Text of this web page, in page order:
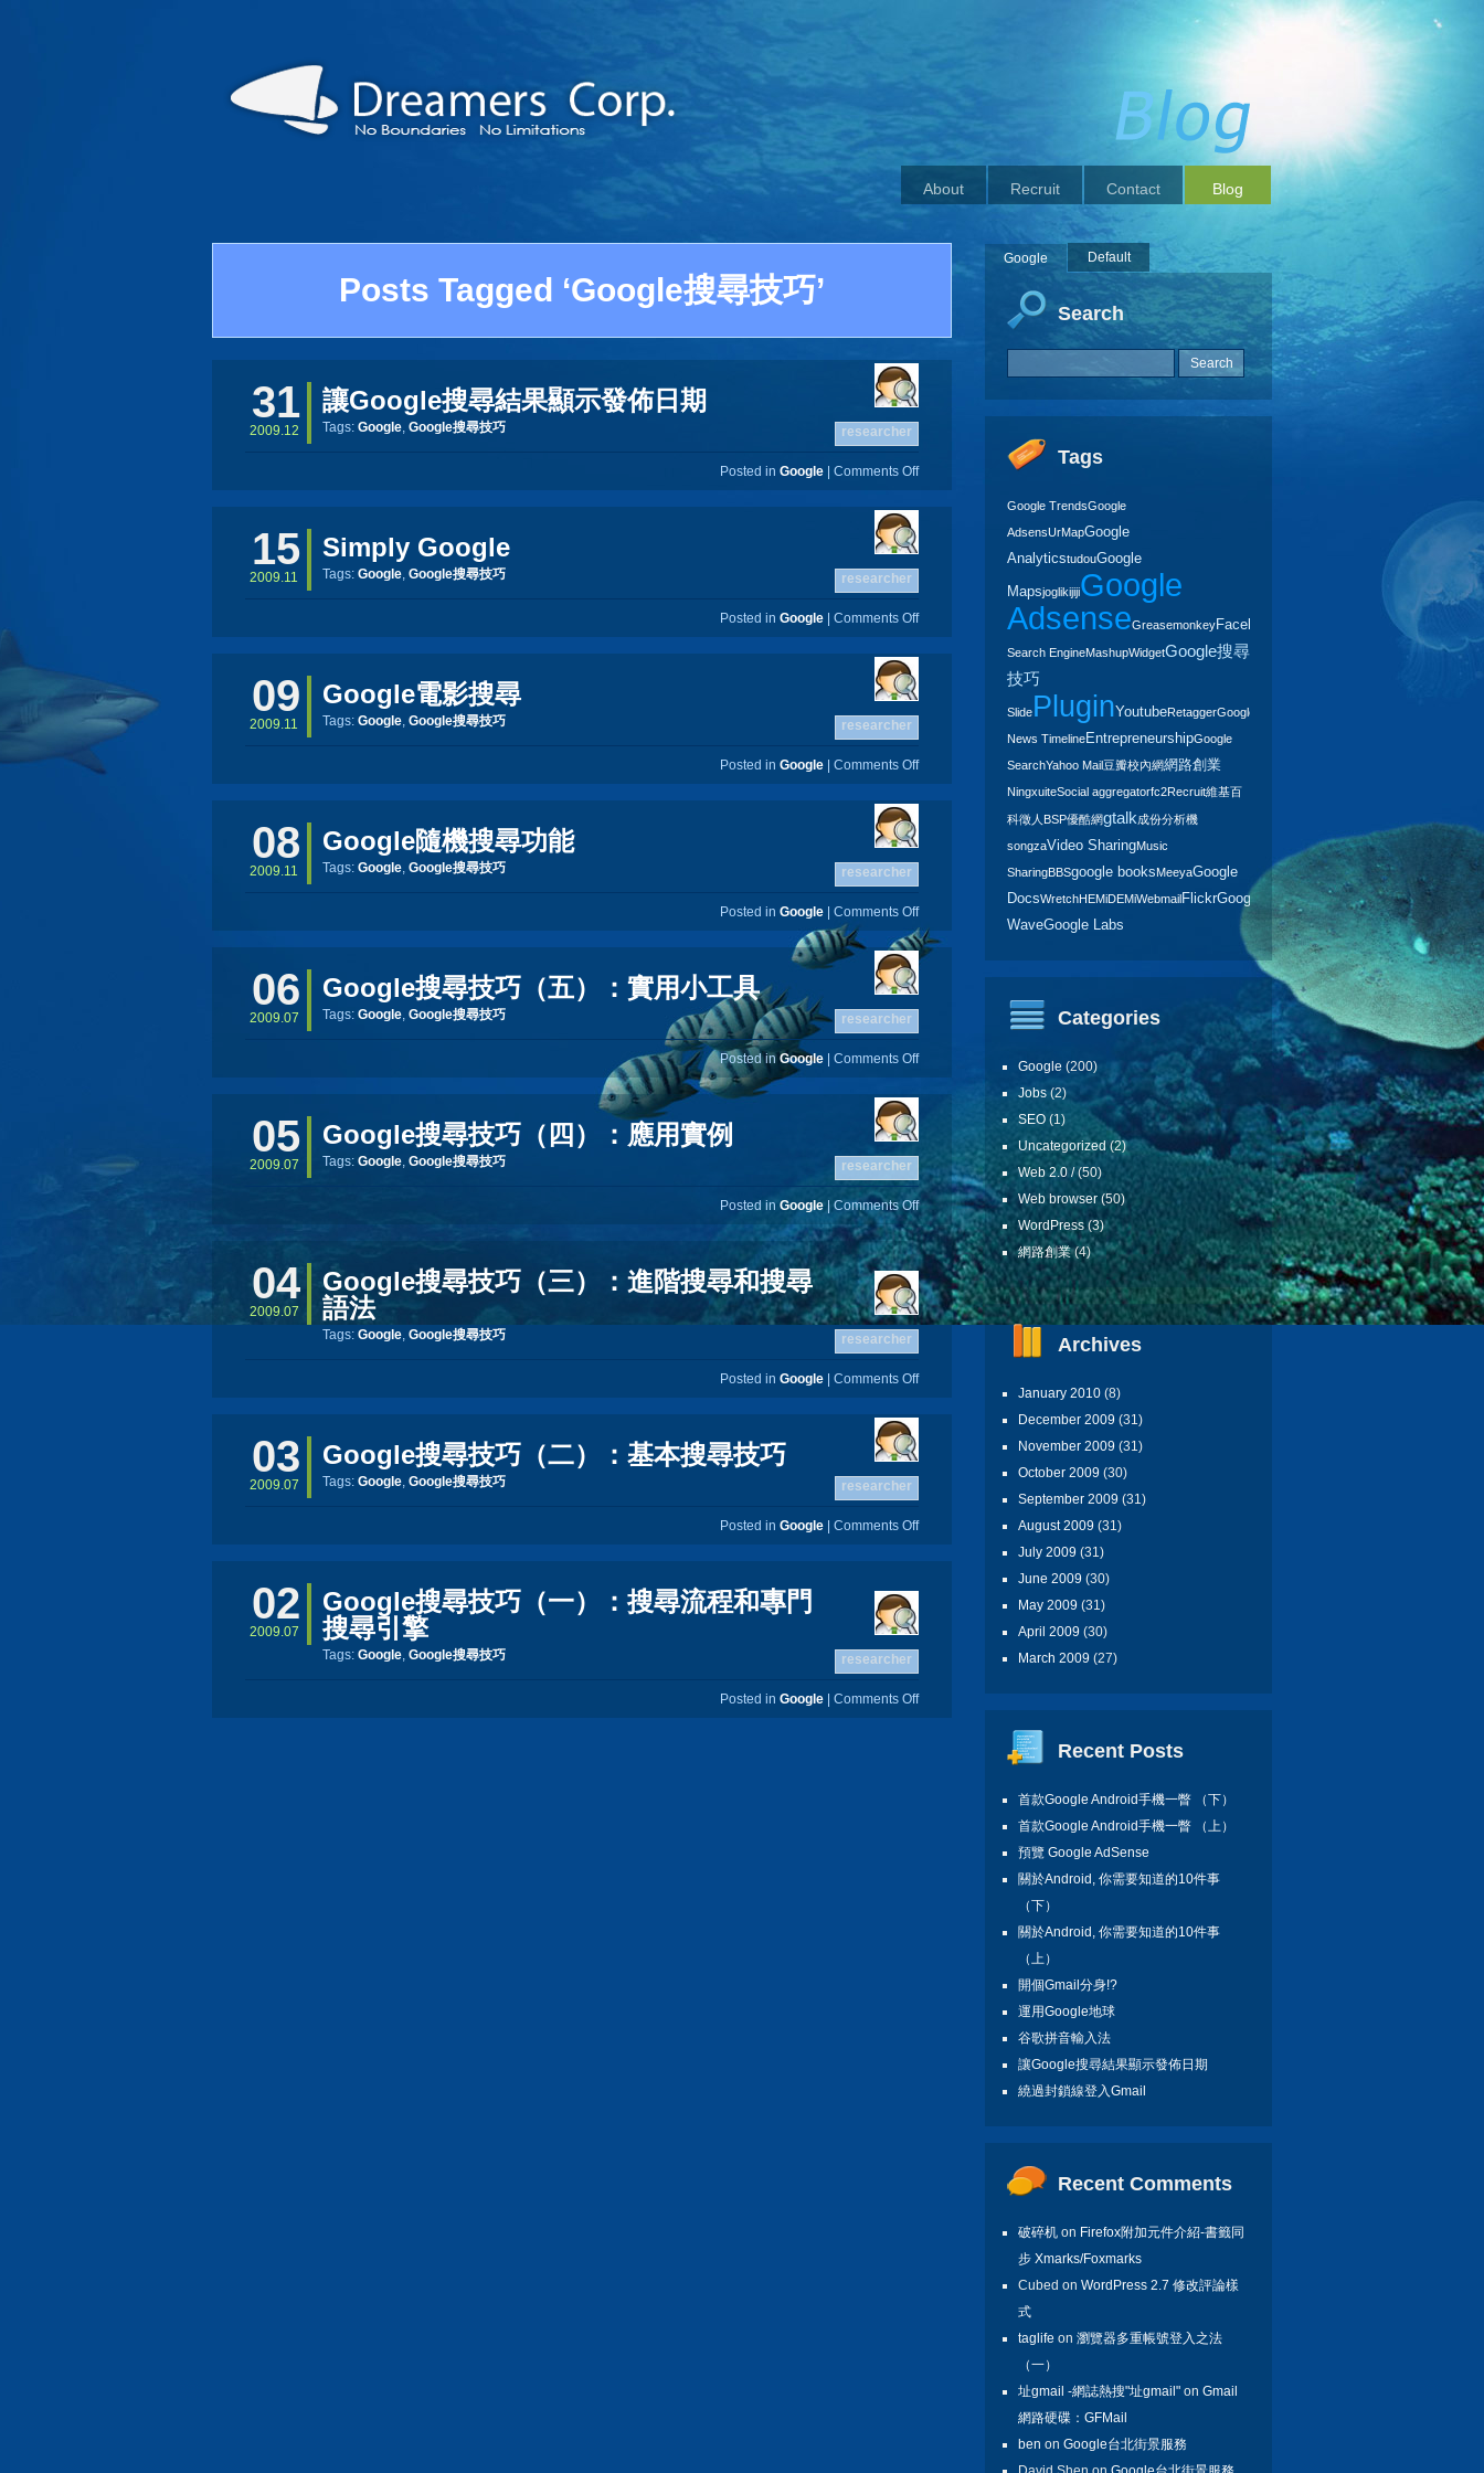
Blog
Contact
Recruit
About
Posts Tagged ‘Google搜尋技巧’
31
2009.12
讓Google搜尋結果顯示發佈日期
Tags: Google, Google搜尋技巧 researcher
Posted in Google Comments Off
15
2009.11
Simply Google
Tags: Google, Google搜尋技巧 researcher
Posted in Google Comments Off
09
2009.11
Google電影搜尋
Tags: Google, Google搜尋技巧 researcher
Posted in Google Comments Off
08
2009.11
Google隨機搜尋功能
Tags: Google, Google搜尋技巧 researcher
Posted in Google Comments Off
06
2009.07
Google搜尋技巧（五）：實用小工具
Tags: Google, Google搜尋技巧 researcher
Posted in Google Comments Off
05
2009.07
Google搜尋技巧（四）：應用實例
Tags: Google, Google搜尋技巧 researcher
Posted in Google Comments Off
04
2009.07
Google搜尋技巧（三）：進階搜尋和搜尋
語法
Tags: Google, Google搜尋技巧 researcher
Posted in Google Comments Off
03
2009.07
Google搜尋技巧（二）：基本搜尋技巧
Tags: Google, Google搜尋技巧 researcher
Posted in Google Comments Off
02
2009.07
Google搜尋技巧（一）：搜尋流程和專門
搜尋引擎
Tags: Google, Google搜尋技巧 researcher
Posted in Google Comments Off
Google Default
Search
Tags
Google TrendsGoogle
AdsensUrMapGoogle
AnalyticstudouGoogle
MapsjoglikijijiGoogle
AdsenseGreasemonkeyFacebook
Search EngineMashupWidgetGoogle搜尋
技巧
SlidePluginYoutubeRetaggerGoogle
News TimelineEntrepreneurshipGoogle
SearchYahoo Mail豆瓣校內網網路創業
NingxuiteSocial aggregatorfc2Recruit維基百
科徵人 BSP優酷網gtalk成份分析機
songzaVideo SharingMusic
SharingBBSgoogle booksMeeyaGoogle
DocsWretchHEMiDEMiWebmailFlickrGoogle
WaveGoogle Labs
Categories
Google (200)
Jobs(2)
SEO (1)
Uncategorized (2)
Web 2.0 /(50)
Web browser (50)
WordPress (3)
網路創業(4)
Archives
January 2010 (8)
December 2009 (31)
November 2009 (31)
October 2009 (30)
September 2009 (31)
August 2009 (31)
July 2009 (31)
June 2009 (30)
May 2009 (31)
April 2009 (30)
March 2009 (27)
Recent Posts
首款Google Android手機一瞥 （下）
首款Google Android手機一瞥 （上）
預覽 Google AdSense
關於Android, 你需要知道的10件事
（下）
關於Android, 你需要知道的10件事
（上）
開個Gmail分身!?
運用Google地球
谷歌拼音輸入法
讓Google搜尋結果顯示發佈日期
繞過封鎖線登入Gmail
Recent Comments
破碎机 on Firefox附加元件介紹-書籤同
步 Xmarks/Foxmarks
Cubed on WordPress 2.7 修改評論樣
式
taglife on 瀏覽器多重帳號登入之法
（一）
址gmail -網誌熱搜"址gmail" on Gmail
網路硬碟：GFMail
ben on Google台北街景服務